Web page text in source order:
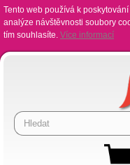
Tento web používá k
analýze návštěvnosti soubory
tím souhlasíte. Více informací